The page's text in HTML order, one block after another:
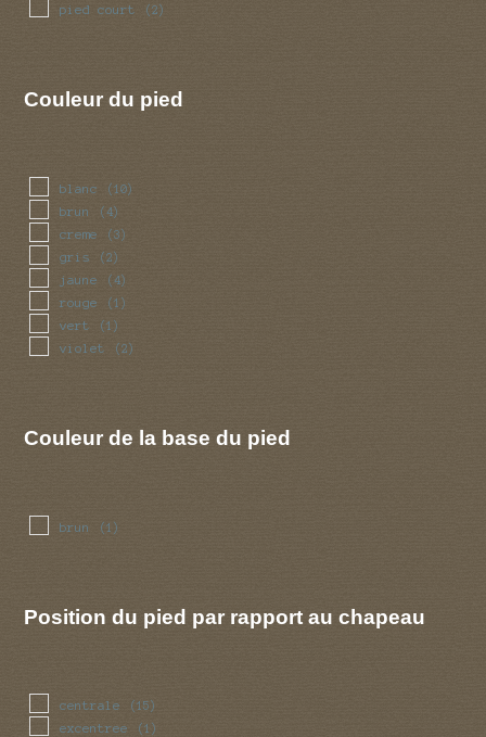
pied court (2)
Couleur du pied
blanc (10)
brun (4)
creme (3)
gris (2)
jaune (4)
rouge (1)
vert (1)
violet (2)
Couleur de la base du pied
brun (1)
Position du pied par rapport au chapeau
centrale (15)
excentree (1)